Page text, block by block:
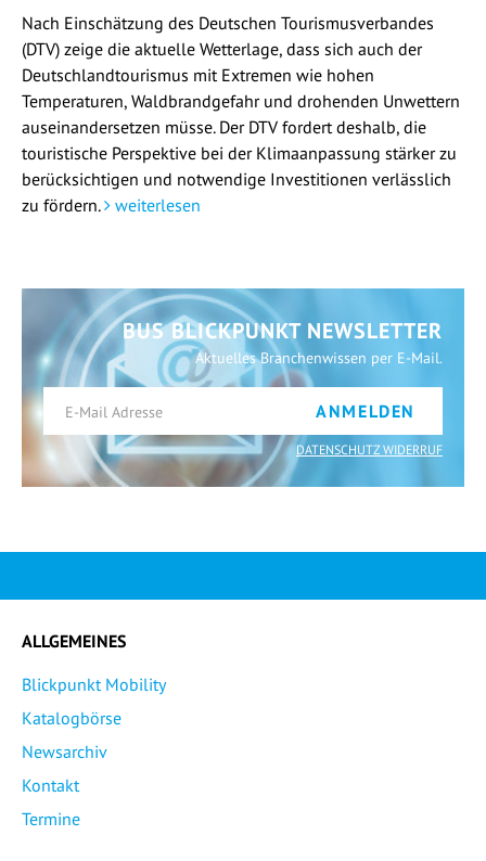
Nach Einschätzung des Deutschen Tourismusverbandes
(DTV) zeige die aktuelle Wetterlage, dass sich auch der
Deutschlandtourismus mit Extremen wie hohen
Temperaturen, Waldbrandgefahr und drohenden Unwettern
auseinandersetzen müsse. Der DTV fordert deshalb, die
touristische Perspektive bei der Klimaanpassung stärker zu
berücksichtigen und notwendige Investitionen verlässlich
zu fördern.
weiterlesen
BUS BLICKPUNKT NEWSLETTER
Aktuelles Branchenwissen per E-Mail.
ANMELDEN
DATENSCHUTZ WIDERRUF
ALLGEMEINES
Blickpunkt Mobility
Katalogbörse
Newsarchiv
Kontakt
Termine